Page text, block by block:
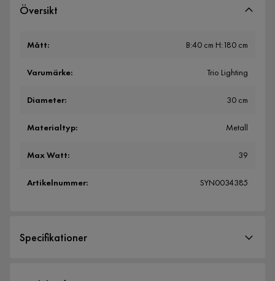
Översikt
Mått: B:40 cm H:180 cm
Varumärke: Trio Lighting
Diameter: 30 cm
Materialtyp: Metall
Max Watt: 39
Artikelnummer: SYN0034385
Specifikationer